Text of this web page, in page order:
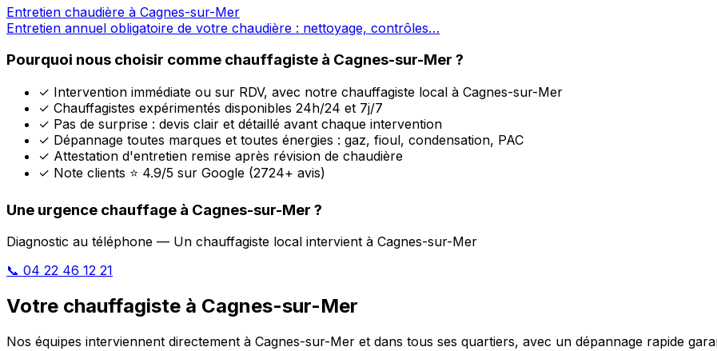
Entretien chaudière à Cagnes-sur-Mer
Entretien annuel obligatoire de votre chaudière : nettoyage, contrôles…
Pourquoi nous choisir comme chauffagiste à Cagnes-sur-Mer ?
✓ Intervention immédiate ou sur RDV, avec notre chauffagiste local à Cagnes-sur-Mer
✓ Chauffagistes expérimentés disponibles 24h/24 et 7j/7
✓ Pas de surprise : devis clair et détaillé avant chaque intervention
✓ Dépannage toutes marques et toutes énergies : gaz, fioul, condensation, PAC
✓ Attestation d'entretien remise après révision de chaudière
✓ Note clients ⭐ 4.9/5 sur Google (2724+ avis)
Une urgence chauffage à Cagnes-sur-Mer ?
Diagnostic au téléphone — Un chauffagiste local intervient à Cagnes-sur-Mer
📞 04 22 46 12 21
Votre chauffagiste à Cagnes-sur-Mer
Nos équipes interviennent directement à Cagnes-sur-Mer et dans tous ses quartiers, avec un dépannage rapide